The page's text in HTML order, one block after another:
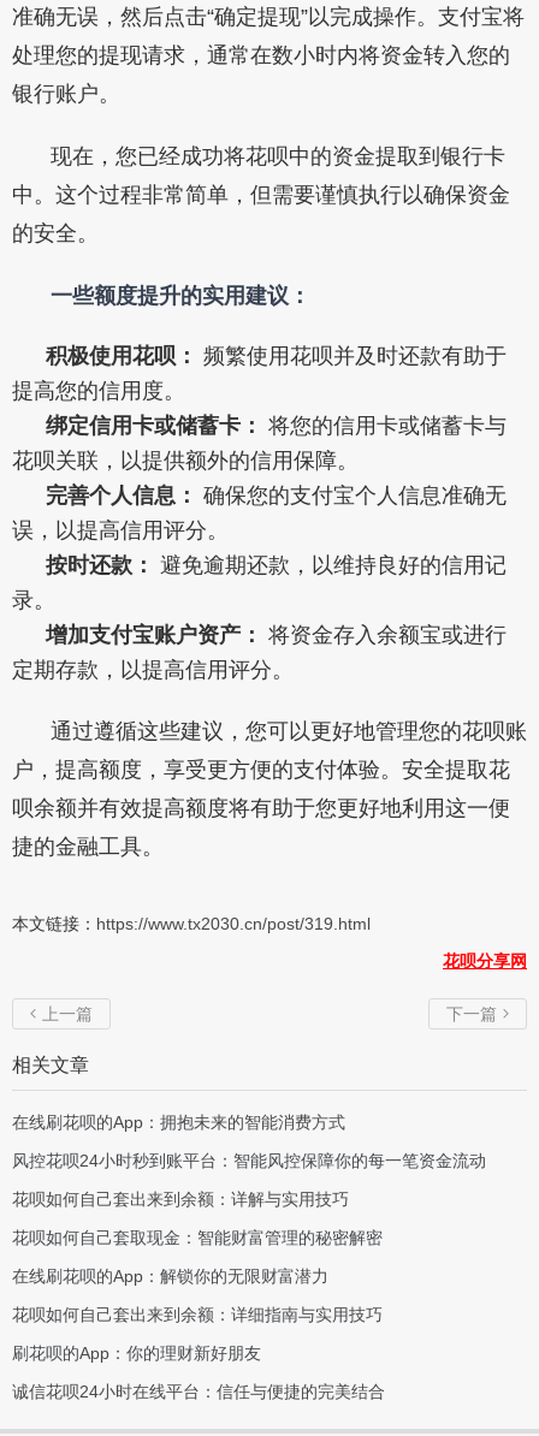
准确无误，然后点击“确定提现”以完成操作。支付宝将
处理您的提现请求，通常在数小时内将资金转入您的
银行账户。
现在，您已经成功将花呗中的资金提取到银行卡
中。这个过程非常简单，但需要谨慎执行以确保资金
的安全。
一些额度提升的实用建议：
积极使用花呗： 频繁使用花呗并及时还款有助于
提高您的信用度。
绑定信用卡或储蓄卡： 将您的信用卡或储蓄卡与
花呗关联，以提供额外的信用保障。
完善个人信息： 确保您的支付宝个人信息准确无
误，以提高信用评分。
按时还款： 避免逾期还款，以维持良好的信用记
录。
增加支付宝账户资产： 将资金存入余额宝或进行
定期存款，以提高信用评分。
通过遵循这些建议，您可以更好地管理您的花呗账
户，提高额度，享受更方便的支付体验。安全提取花
呗余额并有效提高额度将有助于您更好地利用这一便
捷的金融工具。
本文链接： https://www.tx2030.cn/post/319.html
花呗分享网
 上一篇 下一篇 
相关文章
在线刷花呗的App：拥抱未来的智能消费方式
风控花呗24小时秒到账平台：智能风控保障你的每一笔资金流动
花呗如何自己套出来到余额：详解与实用技巧
花呗如何自己套取现金：智能财富管理的秘密解密
在线刷花呗的App：解锁你的无限财富潜力
花呗如何自己套出来到余额：详细指南与实用技巧
刷花呗的App：你的理财新好朋友
诚信花呗24小时在线平台：信任与便捷的完美结合